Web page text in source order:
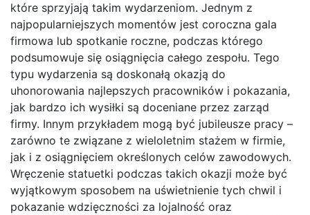
które sprzyjają takim wydarzeniom. Jednym z
najpopularniejszych momentów jest coroczna gala
firmowa lub spotkanie roczne, podczas którego
podsumowuje się osiągnięcia całego zespołu. Tego
typu wydarzenia są doskonałą okazją do
uhonorowania najlepszych pracowników i pokazania,
jak bardzo ich wysiłki są doceniane przez zarząd
firmy. Innym przykładem mogą być jubileusze pracy –
zarówno te związane z wieloletnim stażem w firmie,
jak i z osiągnięciem określonych celów zawodowych.
Wręczenie statuetki podczas takich okazji może być
wyjątkowym sposobem na uświetnienie tych chwil i
pokazanie wdzięczności za lojalność oraz